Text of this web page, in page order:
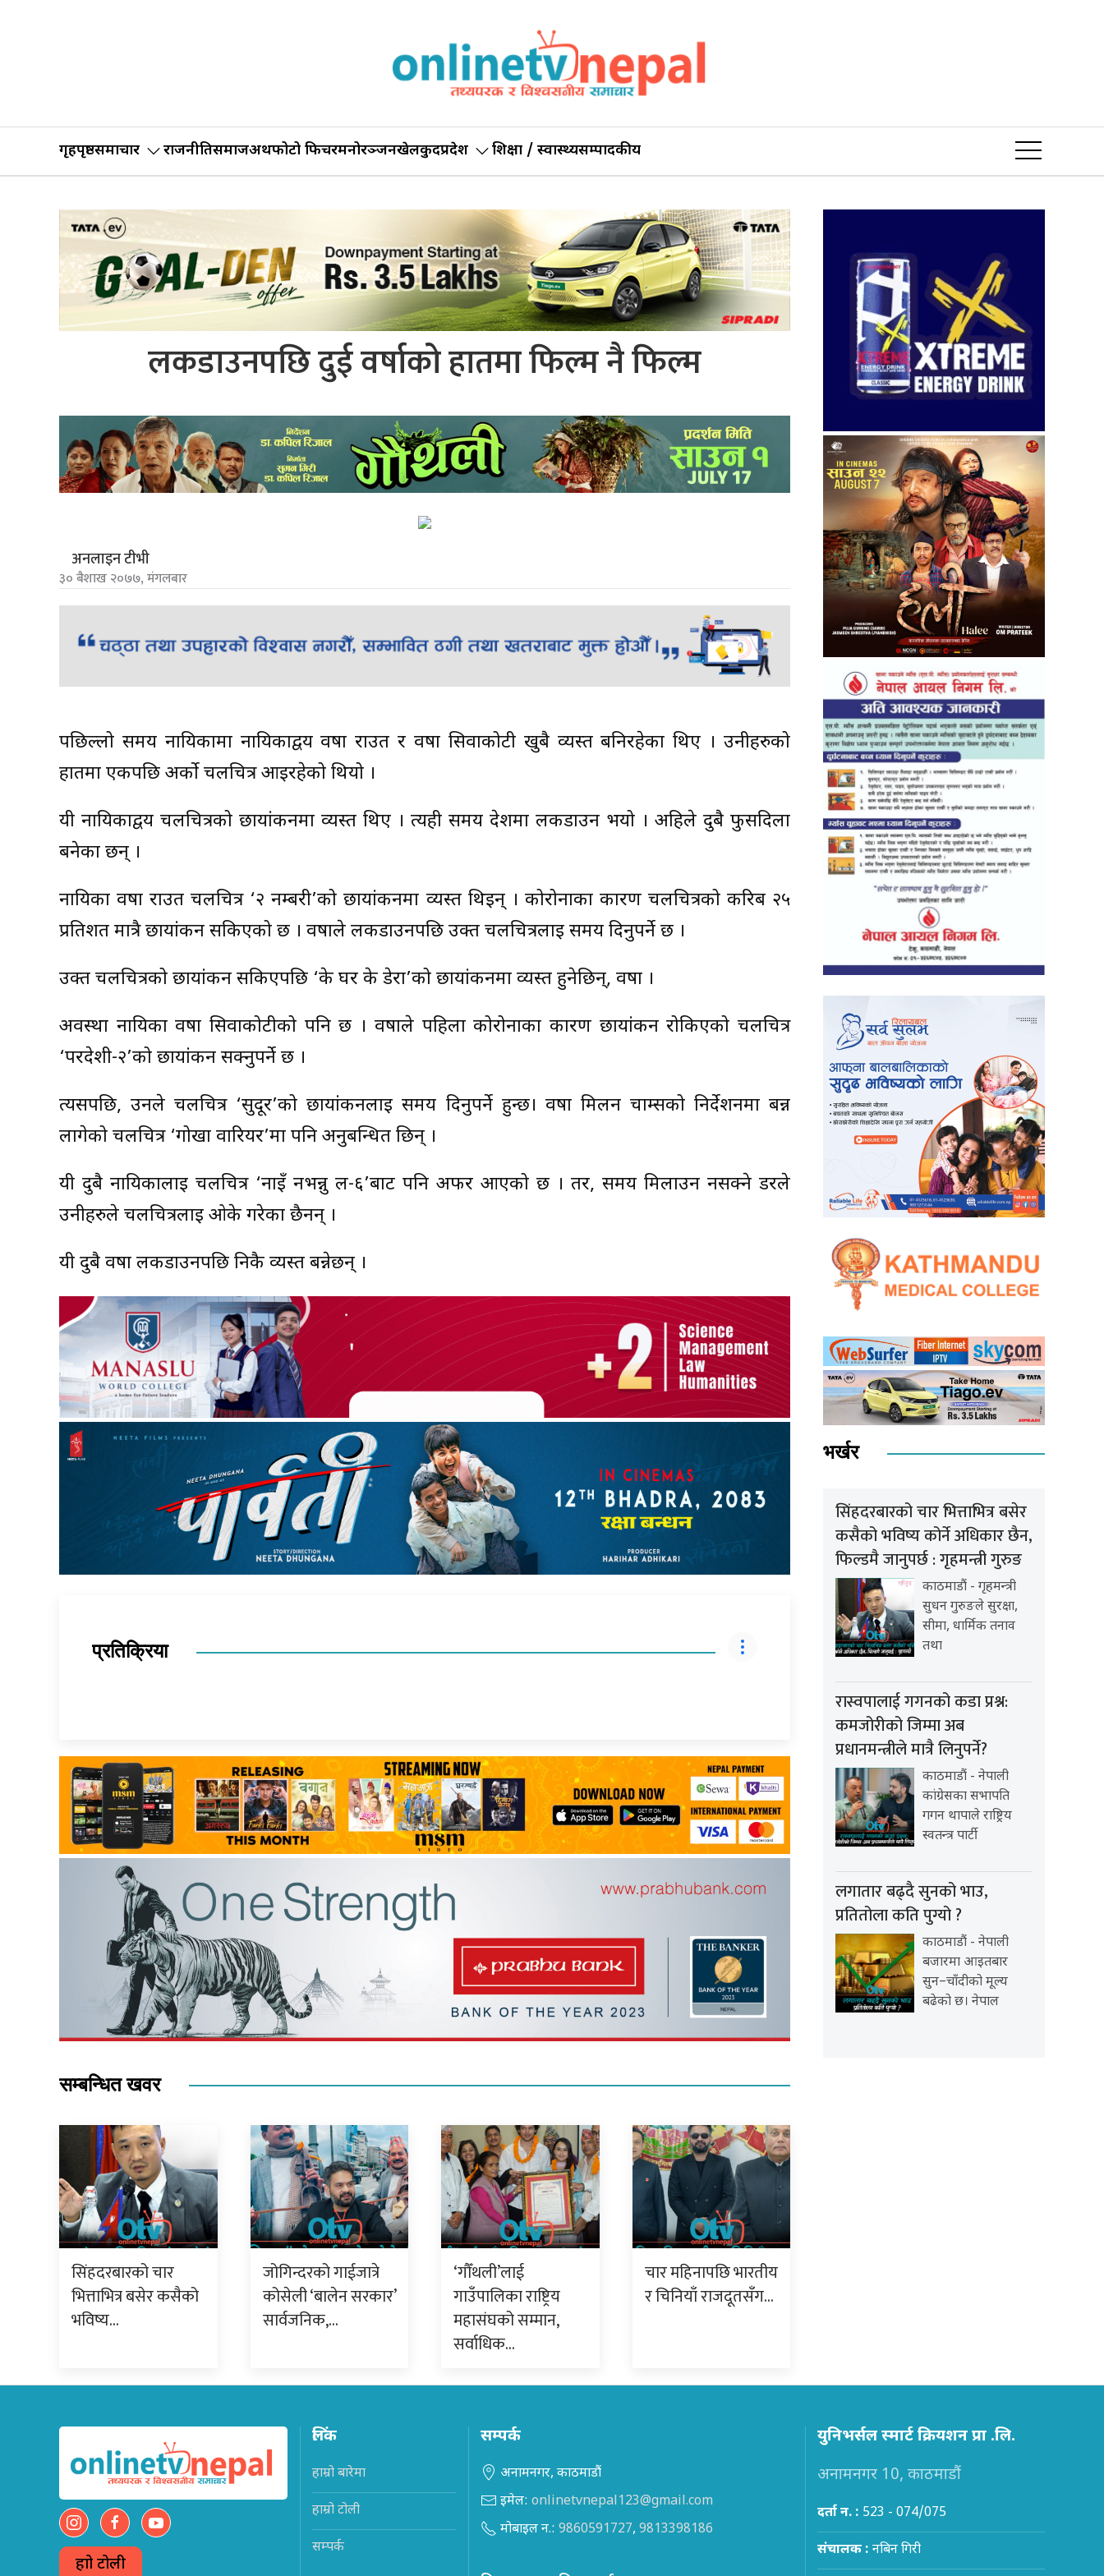
गृहपृष्ठसमाचार राजनीतिसमाजअर्थफोटो फिचरमनोरञ्जनखेलकुदप्रदेश शिक्षा / स्वास्थ्यसम्पादकीय
लकडाउनपछि दुई वर्षाको हातमा फिल्म नै फिल्म
अनलाइन टीभी
३० बैशाख २०७७, मंगलबार
पछिल्लो समय नायिकामा नायिकाद्वय वर्षा राउत र वर्षा सिवाकोटी खुबै व्यस्त बनिरहेका थिए । उनीहरुको
हातमा एकपछि अर्को चलचित्र आइरहेको थियो ।
यी नायिकाद्वय चलचित्रको छायांकनमा व्यस्त थिए । त्यही समय देशमा लकडाउन भयो । अहिले दुबै फुर्सदिला
बनेका छन् ।
नायिका वर्षा राउत चलचित्र ‘२ नम्बरी’को छायांकनमा व्यस्त थिइन् । कोरोनाका कारण चलचित्रको करिब २५
प्रतिशत मात्रै छायांकन सकिएको छ । वर्षाले लकडाउनपछि उक्त चलचित्रलाई समय दिनुपर्ने छ ।
उक्त चलचित्रको छायांकन सकिएपछि ‘के घर के डेरा’को छायांकनमा व्यस्त हुनेछिन्, वर्षा ।
अवस्था नायिका वर्षा सिवाकोटीको पनि छ । वर्षाले पहिला कोरोनाका कारण छायांकन रोकिएको चलचित्र
‘परदेशी-२’को छायांकन सक्नुपर्ने छ ।
त्यसपछि, उनले चलचित्र ‘सुदूर’को छायांकनलाई समय दिनुपर्ने हुन्छ। वर्षा मिलन चाम्सको निर्देशनमा बन्न
लागेको चलचित्र ‘गोर्खा वारियर’मा पनि अनुबन्धित छिन् ।
यी दुबै नायिकालाई चलचित्र ‘नाइँ नभन्नु ल-६’बाट पनि अफर आएको छ । तर, समय मिलाउन नसक्ने डरले
उनीहरुले चलचित्रलाई ओके गरेका छैनन् ।
यी दुबै वर्षा लकडाउनपछि निकै व्यस्त बन्नेछन् ।
प्रतिक्रिया
सम्बन्धित खवर
सिंहदरबारको चार
भित्ताभित्र बसेर कसैको
भविष्य…
जोगिन्दरको गाईजात्रे
कोसेली ‘बालेन सरकार’
सार्वजनिक,…
‘गौँथली’लाई
गाउँपालिका राष्ट्रिय
महासंघको सम्मान,
सर्वाधिक…
चार महिनापछि भारतीय
र चिनियाँ राजदूतसँग…
भर्खर
सिंहदरबारको चार भित्ताभित्र बसेर
कसैको भविष्य कोर्ने अधिकार छैन,
फिल्डमै जानुपर्छ : गृहमन्त्री गुरुङ
काठमाडौं - गृहमन्त्री
सुधन गुरुङले सुरक्षा,
सीमा, धार्मिक तनाव
तथा
रास्वपालाई गगनको कडा प्रश्न:
कमजोरीको जिम्मा अब
प्रधानमन्त्रीले मात्रै लिनुपर्ने?
काठमाडौं - नेपाली
कांग्रेसका सभापति
गगन थापाले राष्ट्रिय
स्वतन्त्र पार्टी
लगातार बढ्दै सुनको भाउ,
प्रतितोला कति पुग्यो ?
काठमाडौं - नेपाली
बजारमा आइतबार
सुन–चाँदीको मूल्य
बढेको छ। नेपाल
हाम्रो टोली
लिंक
हाम्रो बारेमा
हाम्रो टोली
सम्पर्क
सम्पर्क
अनामनगर, काठमाडौं
इमेल: onlinetvnepal123@gmail.com
मोबाइल न.: 9860591727, 9813398186
युनिभर्सल स्मार्ट क्रियशन प्रा .लि.
अनामनगर 10, काठमाडौं
दर्ता न. : 523 - 074/075
संचालक : नबिन गिरी